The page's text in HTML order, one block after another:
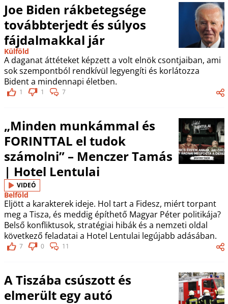
Joe Biden rákbetegsége
továbbterjedt és súlyos
fájdalmakkal jár
Külföld
A daganat áttéteket képzett a volt elnök csontjaiban, ami
sok szempontból rendkívül legyengíti és korlátozza
Bident a mindennapi életben.
1 1 7
„Minden munkámmal és
FORINTTAL el tudok
számolni” – Menczer Tamás
| Hotel Lentulai
VIDEÓ
Belföld
Eljött a karakterek ideje. Hol tart a Fidesz, miért torpant
meg a Tisza, és meddig építhető Magyar Péter politikája?
Belső konfliktusok, stratégiai hibák és a nemzeti oldal
következő feladatai a Hotel Lentulai legújabb adásában.
7 0 11
A Tiszába csúszott és
elmerült egy autó